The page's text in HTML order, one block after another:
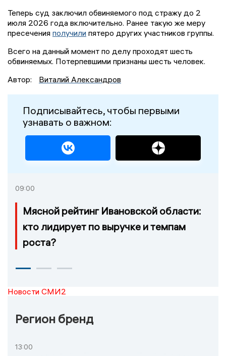
Теперь суд заключил обвиняемого под стражу до 2
июля 2026 года включительно. Ранее такую же меру
пресечения получили пятеро других участников группы.
Всего на данный момент по делу проходят шесть
обвиняемых. Потерпевшими признаны шесть человек.
Автор:
Виталий Александров
Подписывайтесь, чтобы первыми
узнавать о важном:
09:00
Мясной рейтинг Ивановской области:
кто лидирует по выручке и темпам
роста?
Новости СМИ2
Регион бренд
13:00